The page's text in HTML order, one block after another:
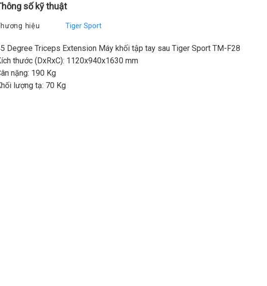
số kỹ thuật
hiệu Tiger Sport
Degree Triceps Extension Máy khối tập tay sau Tiger Sport TM-F28
thước (DxRxC): 1120x940x1630 mm
nặng: 190 Kg
lượng tạ: 70 Kg